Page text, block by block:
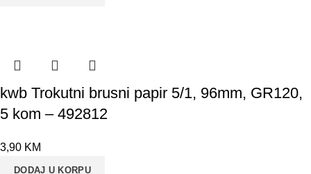
kwb Trokutni brusni papir 5/1, 96mm, GR120,
5 kom – 492812
3,90 KM
DODAJ U KORPU